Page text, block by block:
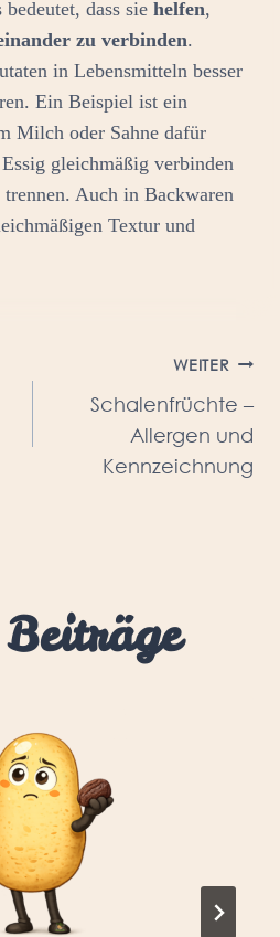
bedeutet, dass sie helfen,
zu verbinden.
in Lebensmitteln besser
Ein Beispiel ist ein
Milch oder Sahne dafür
gleichmäßig verbinden
Auch in Backwaren
Textur und
WEITER
Schalenfrüchte –
Allergen und
Kennzeichnung